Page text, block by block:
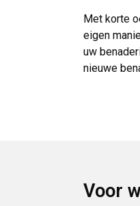
Met korte
eigen
uw
nieuwe
Voor